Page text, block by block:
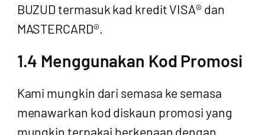
BUZUD termasuk kad kredit VISA® dan
MASTERCARD®.
1.4 Menggunakan Kod Promosi
Kami mungkin dari semasa ke semasa
menawarkan kod diskaun promosi yang
mungkin terpakai berkenaan dengan